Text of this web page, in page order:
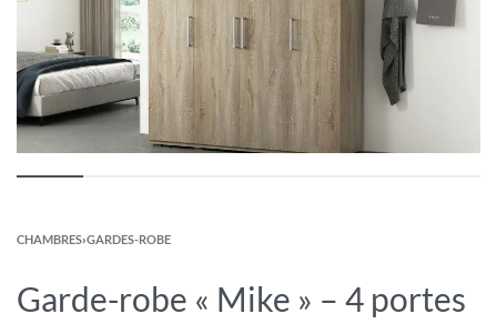
CHAMBRES›GARDES-ROBE
Garde-robe « Mike » – 4 portes